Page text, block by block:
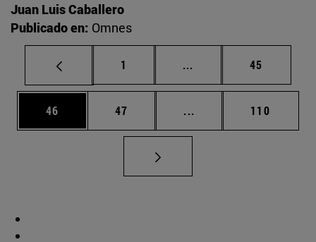
Juan Luis Caballero
Publicado en: Omnes
Página
1 ... Páginas intermedias
Página
45
Página
46 Página
47 ... Páginas intermedias
Página
110